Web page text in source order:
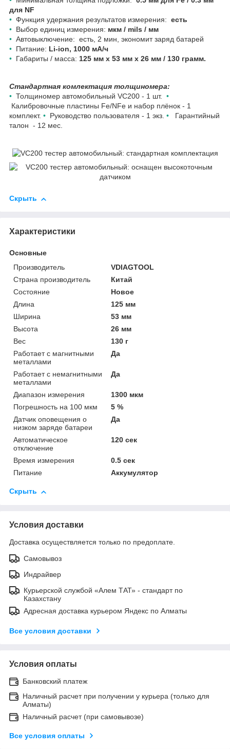
для NF
• Функция удержания результатов измерения: есть
• Выбор единиц измерения: мкм / mils / мм
• Автовыключение: есть, 2 мин, экономит заряд батарей
• Питание: Li-ion, 1000 мА/ч
• Габариты / масса: 125 мм х 53 мм х 26 мм / 130 грамм.
Стандартная комлектация толщиномера:
• Толщиномер автомобильный VC200 - 1 шт. •
Калибровочные пластины Fe/NFe и набор плёнок - 1
комплект. • Руководство пользователя - 1 экз. •
Гарантийный
талон - 12 мес.
Скрыть
Характеристики
Основные
Производитель
VDIAGTOOL
Страна производитель
Китай
Состояние
Новое
Длина
125 мм
Ширина
53 мм
Высота
26 мм
Вес
130 г
Работает с магнитными
металлами
Да
Работает с немагнитными
металлами
Да
Диапазон измерения
1300 мкм
Погрешность на 100 мкм
5 %
Датчик оповещения о
низком заряде батареи
Да
Автоматическое
отключение
120 сек
Время измерения
0.5 сек
Питание
Аккумулятор
Скрыть
Условия доставки
Доставка осуществляется только по предоплате.
Самовывоз
Индрайвер
Курьерской службой «Алем ТАТ» - стандарт по
Казахстану
Адресная доставка курьером Яндекс по Алматы
Все условия доставки
Условия оплаты
Банковский платеж
Наличный расчет при получении у курьера (только для
Алматы)
Наличный расчет (при самовывозе)
Все условия оплаты